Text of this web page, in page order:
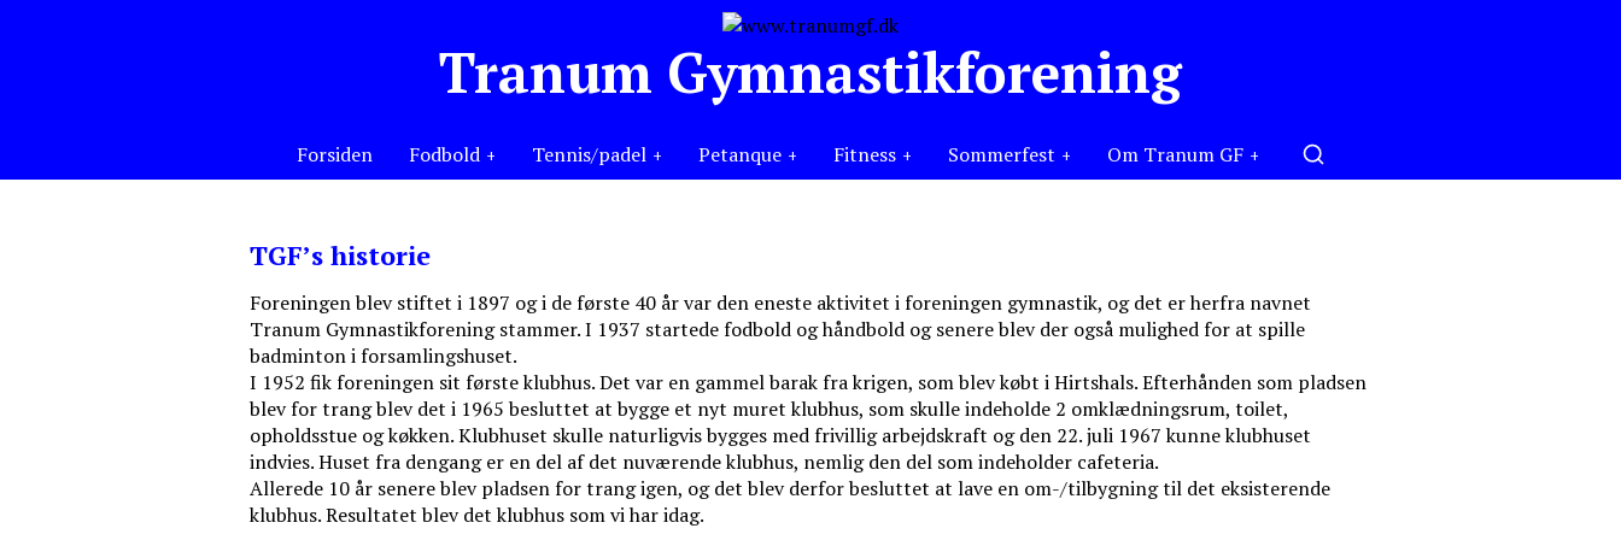
Tranum Gymnastikforening
Forsiden Fodbold Tennis/padel Petanque Fitness Sommerfest Om Tranum GF
TGF’s historie
Foreningen blev stiftet i 1897 og i de første 40 år var den eneste aktivitet i foreningen gymnastik, og det er herfra navnet
Tranum Gymnastikforening stammer. I 1937 startede fodbold og håndbold og senere blev der også mulighed for at spille
badminton i forsamlingshuset.
I 1952 fik foreningen sit første klubhus. Det var en gammel barak fra krigen, som blev købt i Hirtshals. Efterhånden som pladsen
blev for trang blev det i 1965 besluttet at bygge et nyt muret klubhus, som skulle indeholde 2 omklædningsrum, toilet,
opholdsstue og køkken. Klubhuset skulle naturligvis bygges med frivillig arbejdskraft og den 22. juli 1967 kunne klubhuset
indvies. Huset fra dengang er en del af det nuværende klubhus, nemlig den del som indeholder cafeteria.
Allerede 10 år senere blev pladsen for trang igen, og det blev derfor besluttet at lave en om-/tilbygning til det eksisterende
klubhus. Resultatet blev det klubhus som vi har idag.